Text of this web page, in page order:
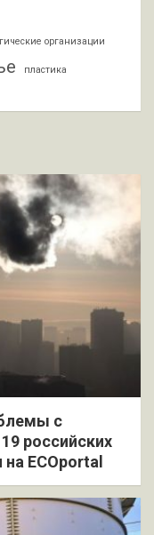
организации
пластика
с
российских
ECOportal